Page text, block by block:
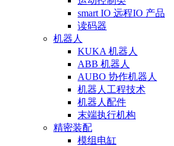
smart IO 远程IO 产品
读码器
机器人
KUKA 机器人
ABB 机器人
AUBO 协作机器人
机器人工程技术
机器人配件
末端执行机构
精密装配
模组电缸